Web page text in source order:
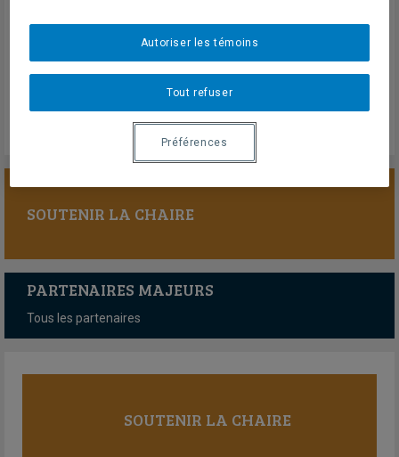
Presse
La Nouvelle république
Dimanche 10 mai 2026
SOUTENIR LA CHAIRE
PARTENAIRES MAJEURS
Tous les partenaires
SOUTENIR LA CHAIRE
Tout refuser
Autoriser les témoins
Préférences